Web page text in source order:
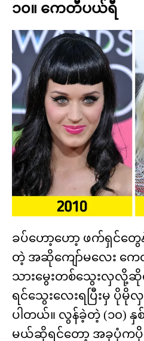
၁၀။ ကေတီပယ်ရီ
ခပ်ဟော့ဟော့ ဖက်ရှင်တွေ
တဲ့ အဆိုကျော်မလေး က
သားမွေးတစ်သွေးလှလို့ဆို
ရင်သွေးလေးရပြီးမှ
ပါတယ်။ လွန်ခဲ့တဲ့ (၁၀)
မယ်ဆိုရင်တော့ အခုပုံက